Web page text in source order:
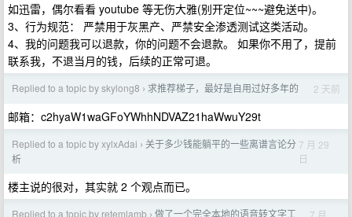
如迅雷，偶尔看看 youtube 等无伤大雅(别开定位~~~避免送中)。
3、行为规范： 严禁用于灰黑产、严禁安全渗透测试这类活动。
4、我的问题我可以退款，你的问题不会退款。 如果你不用了，提前
联系我，不退当月的钱，后续的正常可退。
Replied to a topic by skylong8 › 求推荐梯子，最好是自用过好多年的 2 天前
邮箱：c2hyaW1waGFoYWhhNDVAZ21haWwuY29t
Replied to a topic by xylxAdai › 关于多少钱能躺平的一些离谱言论分
析
7 月 29
日
楼主说的很对，其实就 2 个观点而已。
Replied to a topic by retemlamb › 做了一个完全本地的语音转文字工
7 月